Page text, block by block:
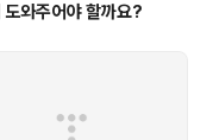
도와주어야 할까요?